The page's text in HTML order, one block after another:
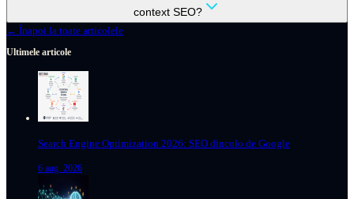
context SEO?
← Înapoi la toate articolele
Ultimele articole
Search Engine Optimization 2026: SEO dincolo de Google
6 aug. 2026